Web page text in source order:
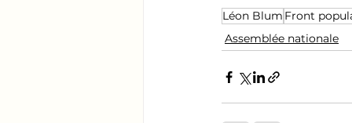
Léon Blum Front
Assemblée nationale